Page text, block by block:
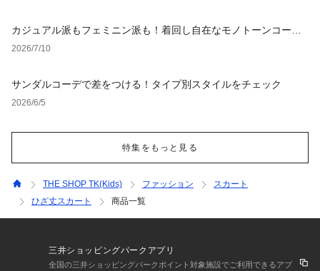
カジュアル派もフェミニン派も！着回し自在なモノトーンコーデ4
選
2026/7/10
サンダルコーデで差をつける！タイプ別スタイルをチェック
2026/6/5
特集をもっと見る
THE SHOP TK(Kids) ファッション
スカート
ひざ丈スカート
商品一覧
三井ショッピングパークアプリ
全国の三井ショッピングパークポイント対象施設でご利用できるアプ